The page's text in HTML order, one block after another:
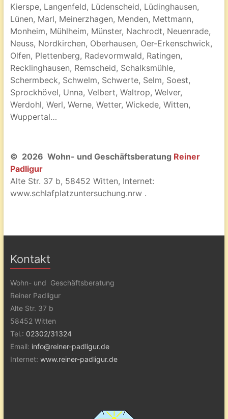
Kierspe, Langenfeld, Lüdenscheid, Lüdinghausen,
Lünen, Marl, Meinerzhagen, Menden, Mettmann,
Monheim, Mühlheim, Münster, Nachrodt, Neuenrade,
Neuss, Nordkirchen, Oberhausen, Oer-Erkenschwick,
Olfen, Plettenberg, Radevormwald, Ratingen,
Recklinghausen, Remscheid, Schalksmühle,
Schermbeck, Schwelm, Schwerte, Selm, Soest,
Sprockhövel, Unna, Velbert, Waltrop, Welver,
Werdohl, Werl, Werne, Wetter, Wickede, Witten,
Wuppertal…
© 2026 Wohn- und Geschäftsberatung Reiner
Padligur
Alte Str. 37 b, 58452 Witten, Internet:
www.schlafplatzuntersuchung.nrw .
Kontakt
Wohn- und Geschäftsberatung
Reiner Padligur
Alte Str. 37 b
58452 Witten
Tel.: 02302/31324
Email: info@reiner-padligur.de
Internet: www.reiner-padligur.de